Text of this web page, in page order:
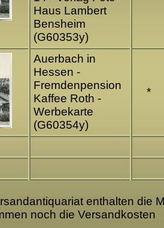
Haus Lambert
Bensheim
(G60353y)
Auerbach in
Hessen -
Fremdenpension
Kaffee Roth -
Werbekarte
(G60354y)
*
enthalten die
noch die Versandkosten